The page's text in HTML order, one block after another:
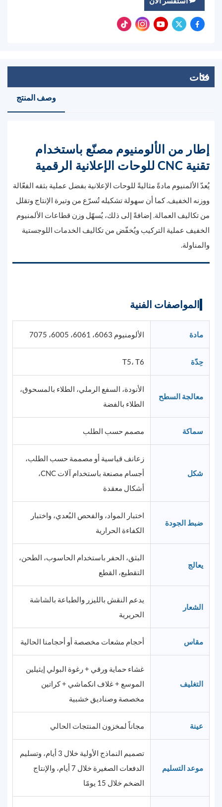
فئات
وصف المنتج
إطار من الألومنيوم مصنّع باستخدام
تقنية CNC للوحات الإعلانية الرقمية
يُعدّ الألمنيوم مادةً مثاليةً للوحات الإعلانية بفضل عملية بثقه الفعّالة
ووزنه الخفيف. كما أن سهولة تشكيله تُسرّع من وتيرة الإنتاج وتقلل
من تكاليف العمالة. إضافةً إلى ذلك، يُسهّل وزن قطاعات الألمنيوم
الخفيف عملية التركيب ويُخفّض من تكاليف الخدمات اللوجستية
والمناولة.
المواصفات الفنية
مادة الألومنيوم 6063، 6061، 6005، 7075
حِدّة T5، T6
معالجة السطح
الأنودة، السفع الرملي، الطلاء بالمسحوق،
الطلاء بالفضة
سماكة مصمم حسب الطلب
شكل
زعانف قياسية أو مصممة حسب الطلب،
أجسام مصنعة باستخدام آلات CNC،
أشكال معقدة
ضبط الجودة
اختبار المواد، والفحص البُعدي، واختبار
الكفاءة الحرارية
يعالج
البثق، الحفر باستخدام الحاسوب، الطحن،
التقطيع، القطع
الشعار
يدعم النقش بالليزر والطباعة بالشاشة
الحريرية
مقاس أحجام مشعات مخصصة أو أحجامنا الحالية
التغليف
غشاء حماية ورقي + رغوة البولي إيثيلين
الموسع + غلاف انكماشي + كراتين
مخصصة وصناديق خشبية
عينة مجاناً لمخزون المنتجات الحالي
موعد التسليم
تصميم النماذج الأولية خلال 3 أيام، وتسليم
الدفعات الصغيرة خلال 7 أيام، والإنتاج
الضخم خلال 15 يومًا